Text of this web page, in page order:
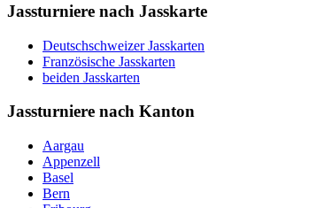
Jassturniere nach Jasskarte
Deutschschweizer Jasskarten
Französische Jasskarten
beiden Jasskarten
Jassturniere nach Kanton
Aargau
Appenzell
Basel
Bern